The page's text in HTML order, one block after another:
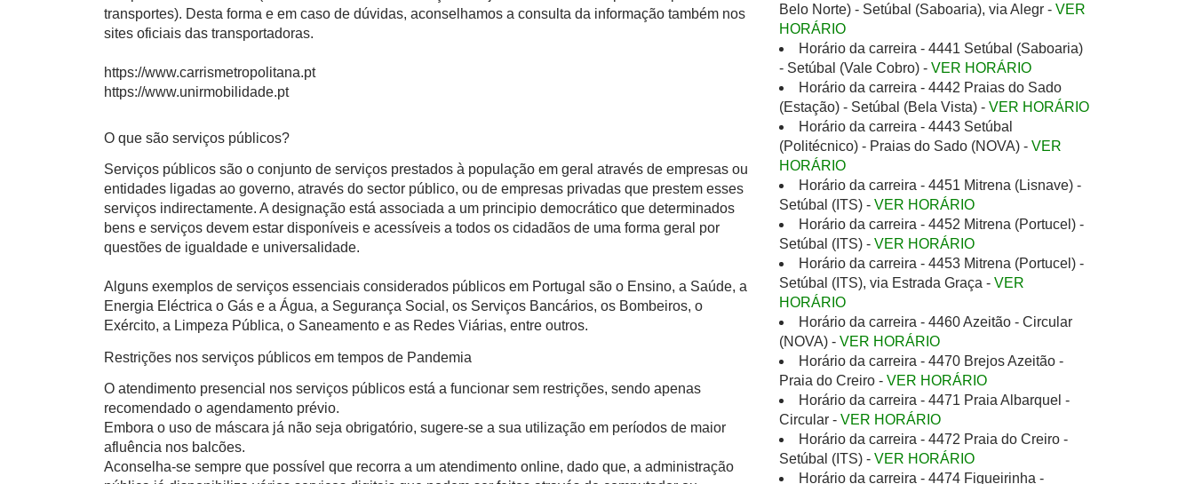
transportes). Desta forma e em caso de dúvidas, aconselhamos a consulta da informação também nos
sites oficiais das transportadoras.
https://www.carrismetropolitana.pt
https://www.unirmobilidade.pt
O que são serviços públicos?
Serviços públicos são o conjunto de serviços prestados à população em geral através de empresas ou
entidades ligadas ao governo, através do sector público, ou de empresas privadas que prestem esses
serviços indirectamente. A designação está associada a um principio democrático que determinados
bens e serviços devem estar disponíveis e acessíveis a todos os cidadãos de uma forma geral por
questões de igualdade e universalidade.
Alguns exemplos de serviços essenciais considerados públicos em Portugal são o Ensino, a Saúde, a
Energia Eléctrica o Gás e a Água, a Segurança Social, os Serviços Bancários, os Bombeiros, o
Exército, a Limpeza Pública, o Saneamento e as Redes Viárias, entre outros.
Restrições nos serviços públicos em tempos de Pandemia
O atendimento presencial nos serviços públicos está a funcionar sem restrições, sendo apenas
recomendado o agendamento prévio.
Embora o uso de máscara já não seja obrigatório, sugere-se a sua utilização em períodos de maior
afluência nos balcões.
Aconselha-se sempre que possível que recorra a um atendimento online, dado que, a administração
Belo Norte) - Setúbal (Saboaria), via Alegr - VER
HORÁRIO
Horário da carreira - 4441 Setúbal (Saboaria)
- Setúbal (Vale Cobro) - VER HORÁRIO
Horário da carreira - 4442 Praias do Sado
(Estação) - Setúbal (Bela Vista) - VER HORÁRIO
Horário da carreira - 4443 Setúbal
(Politécnico) - Praias do Sado (NOVA) - VER
HORÁRIO
Horário da carreira - 4451 Mitrena (Lisnave) -
Setúbal (ITS) - VER HORÁRIO
Horário da carreira - 4452 Mitrena (Portucel) -
Setúbal (ITS) - VER HORÁRIO
Horário da carreira - 4453 Mitrena (Portucel) -
Setúbal (ITS), via Estrada Graça - VER
HORÁRIO
Horário da carreira - 4460 Azeitão - Circular
(NOVA) - VER HORÁRIO
Horário da carreira - 4470 Brejos Azeitão -
Praia do Creiro - VER HORÁRIO
Horário da carreira - 4471 Praia Albarquel -
Circular - VER HORÁRIO
Horário da carreira - 4472 Praia do Creiro -
Setúbal (ITS) - VER HORÁRIO
Horário da carreira - 4474 Figueirinha -